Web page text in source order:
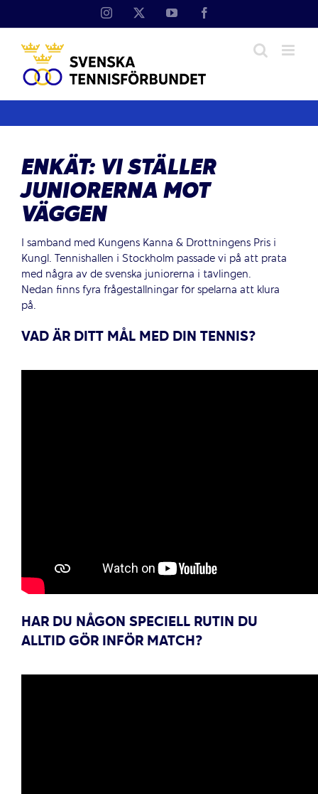
Instagram YouTube
ENKÄT: VI STÄLLER
JUNIORERNA MOT
VÄGGEN
I samband med Kungens Kanna & Drottningens Pris i
Kungl. Tennishallen i Stockholm passade vi på att prata
med några av de svenska juniorerna i tävlingen.
Nedan finns fyra frågeställningar för spelarna att klura
på.
VAD ÄR DITT MÅL MED DIN TENNIS?
HAR DU NÅGON SPECIELL RUTIN DU
ALLTID GÖR INFÖR MATCH?